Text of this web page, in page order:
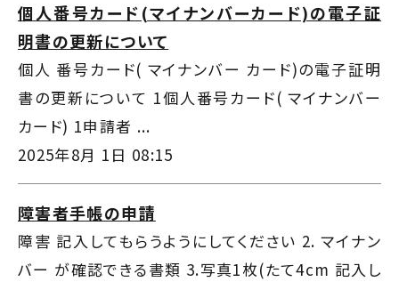
個人番号カード(マイナンバーカード)の電子証
明書の更新について
個人 番号カード( マイナンバー カード)の電子証明
書の更新について 1個人番号カード( マイナンバー
カード) 1申請者 ...
2025年8月 1日 08:15
障害者手帳の申請
障害 記入してもらうようにしてください 2. マイナン
バー が確認できる書類 3.写真1枚(たて4cm 記入し